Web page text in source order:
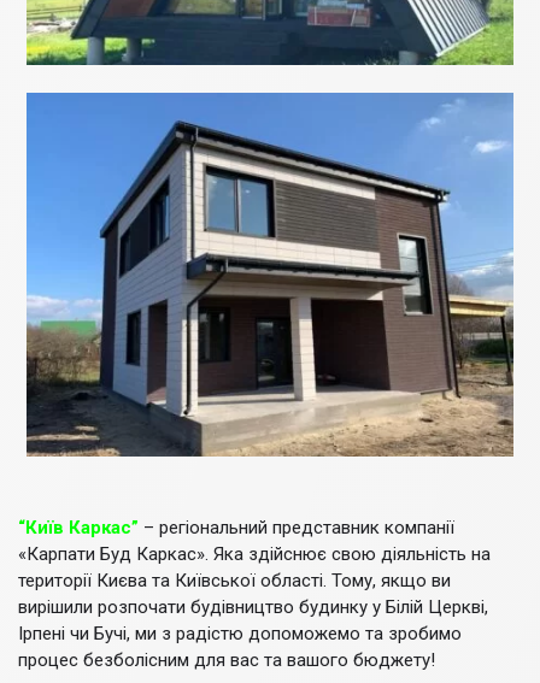
“Київ Каркас” – регіональний представник компанії
«Карпати Буд Каркас». Яка здійснює свою діяльність на
території Києва та Київської області. Тому, якщо ви
вирішили розпочати будівництво будинку у Білій Церкві,
Ірпені чи Бучі, ми з радістю допоможемо та зробимо
процес безболісним для вас та вашого бюджету!